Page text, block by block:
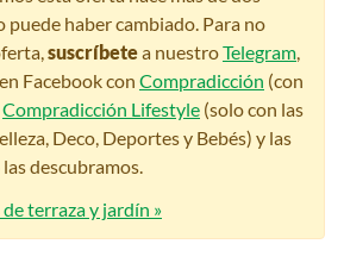
puede haber cambiado. Para no
suscríbetea nuestroTelegram,
Facebook con Compradicción (con
Compradicción Lifestyle (solo con las
Deco, Deportes y Bebés) y las
descubramos.
terraza y jardín »